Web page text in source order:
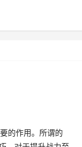
的作用。所谓的